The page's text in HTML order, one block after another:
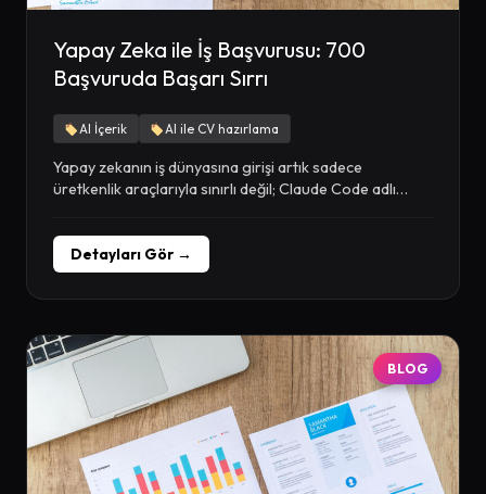
Yapay Zeka ile İş Başvurusu: 700
Başvuruda Başarı Sırrı
AI İçerik AI ile CV hazırlama
Yapay zekanın iş dünyasına girişi artık sadece
üretkenlik araçlarıyla sınırlı değil; Claude Code adlı
Detayları Gör →
BLOG